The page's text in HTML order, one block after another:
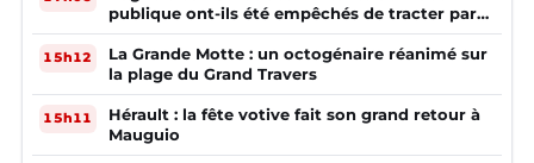
publique ont-ils été empêchés de tracter par
la mairie ?
15h12
La Grande Motte : un octogénaire réanimé sur
la plage du Grand Travers
15h11
Hérault : la fête votive fait son grand retour à
Mauguio